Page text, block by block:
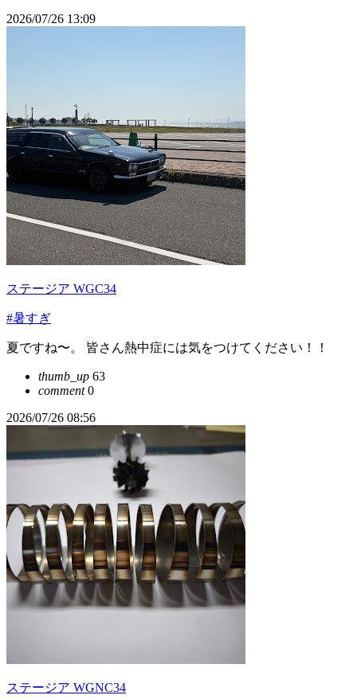
2026/07/26 13:09
ステージア WGC34
#暑すぎ
夏ですね〜。 皆さん熱中症には気をつけてください！！
thumb_up 63
comment0
2026/07/26 08:56
ステージア WGNC34